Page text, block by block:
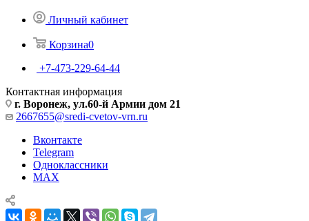
Личный кабинет
Корзина0
+7-473-229-64-44
Контактная информация
г. Воронеж, ул.60-й Армии дом 21
2667655@sredi-cvetov-vrn.ru
Вконтакте
Telegram
Одноклассники
MAX